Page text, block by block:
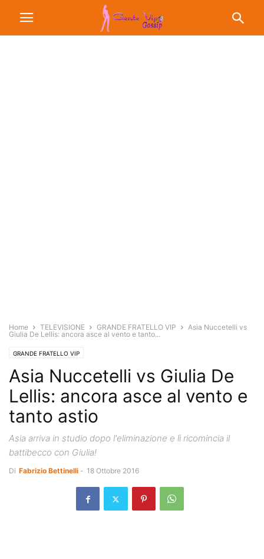
Home TELEVISIONE GRANDE FRATELLO VIP
Asia Nuccetelli vs
Giulia De Lellis: ancora asce al vento e tanto...
GRANDE FRATELLO VIP
Asia Nuccetelli vs Giulia De
Lellis: ancora asce al vento e
tanto astio
Asia arriva in studio dopo l'eliminazione e lì ricomincia il
battibecco con Giulia!
Di Fabrizio Bettinelli - 18 Ottobre 2016